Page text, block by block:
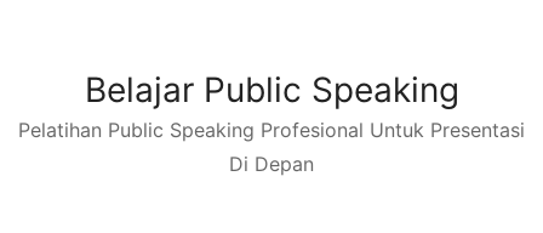
Belajar Public Speaking
Pelatihan Public Speaking Profesional Untuk Presentasi
Di Depan